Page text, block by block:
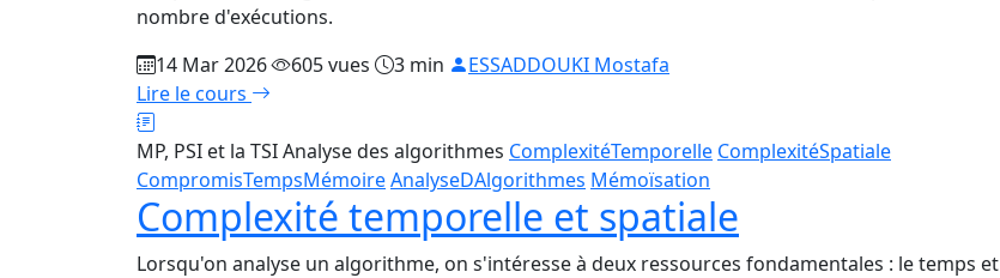
nombre d'exécutions.
14 Mar 2026
605 vues 3 min
ESSADDOUKI Mostafa
Lire le cours
MP, PSI et la TSIAnalyse des algorithmes ComplexitéTemporelle ComplexitéSpatiale
CompromisTempsMémoireAnalyseDAlgorithmes Mémoïsation
Complexité temporelle et spatiale
Lorsqu'on analyse un algorithme, on s'intéresse à deux ressources fondamentales : le temps et